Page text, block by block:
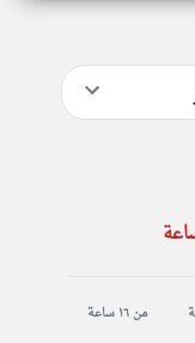
من ١٦ ساعة